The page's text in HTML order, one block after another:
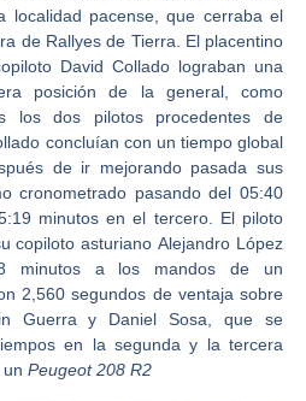
localidad pacense, que cerraba el
de Rallyes de Tierra . El placentino
David Colladolograban una
posición de la general, como
los dos pilotos procedentes de
concluían con un tiempo global
de ir mejorando pasada sus
cronometrado pasando del 05:40
minutos en el tercero. El piloto
copiloto asturianoAlejandro López
minutos a los mandos de un
2,560 segundos de ventaja sobre
Guerra y Daniel Sosa , que se
en la segunda y la tercera
Peugeot 208 R2